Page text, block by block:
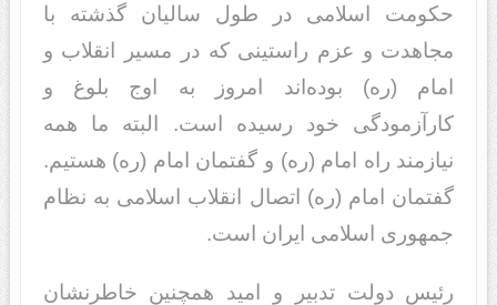
حکومت اسلامی در طول سالیان گذشته با
مجاهدت و عزم راستینی که در مسیر انقلاب و
امام (ره) بوده‌اند امروز به اوج بلوغ و
کارآزمودگی خود رسیده است. البته ما همه
نیازمند راه امام (ره) و گفتمان امام (ره) هستیم.
گفتمان امام (ره) اتصال انقلاب اسلامی به نظام
جمهوری اسلامی ایران است.
رئیس دولت تدبیر و امید همچنین خاطرنشان